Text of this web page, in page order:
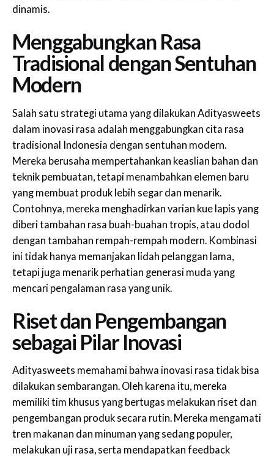
dinamis.
Menggabungkan Rasa
Tradisional dengan Sentuhan
Modern
Salah satu strategi utama yang dilakukan Adityasweets
dalam inovasi rasa adalah menggabungkan cita rasa
tradisional Indonesia dengan sentuhan modern.
Mereka berusaha mempertahankan keaslian bahan dan
teknik pembuatan, tetapi menambahkan elemen baru
yang membuat produk lebih segar dan menarik.
Contohnya, mereka menghadirkan varian kue lapis yang
diberi tambahan rasa buah-buahan tropis, atau dodol
dengan tambahan rempah-rempah modern. Kombinasi
ini tidak hanya memanjakan lidah pelanggan lama,
tetapi juga menarik perhatian generasi muda yang
mencari pengalaman rasa yang unik.
Riset dan Pengembangan
sebagai Pilar Inovasi
Adityasweets memahami bahwa inovasi rasa tidak bisa
dilakukan sembarangan. Oleh karena itu, mereka
memiliki tim khusus yang bertugas melakukan riset dan
pengembangan produk secara rutin. Mereka mengamati
tren makanan dan minuman yang sedang populer,
melakukan uji rasa, serta mendapatkan feedback